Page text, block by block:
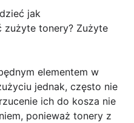
jak
zużyte tonery? Zużyte
elementem w
jednak, często nie
ich do kosza nie
ponieważ tonery z